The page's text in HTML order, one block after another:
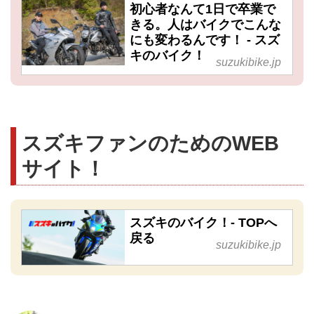
初心者なんて1日で卒業で
きる。人はバイクでこんな
にも変わるんです！ - スズ
キのバイク！
suzukibike.jp
スズキファンのためのWEB
サイト！
スズキのバイク！- TOPへ
戻る
suzukibike.jp